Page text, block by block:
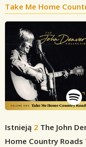
Take Me Home
Istnieją 2 The John
Home Country Roads